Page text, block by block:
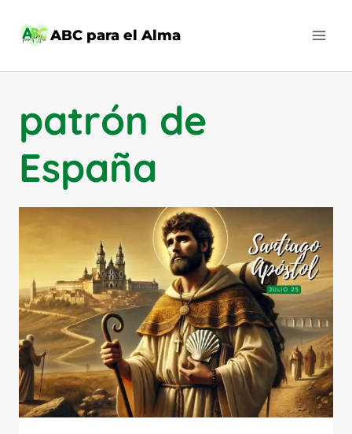
ABC para el Alma
patrón de
España